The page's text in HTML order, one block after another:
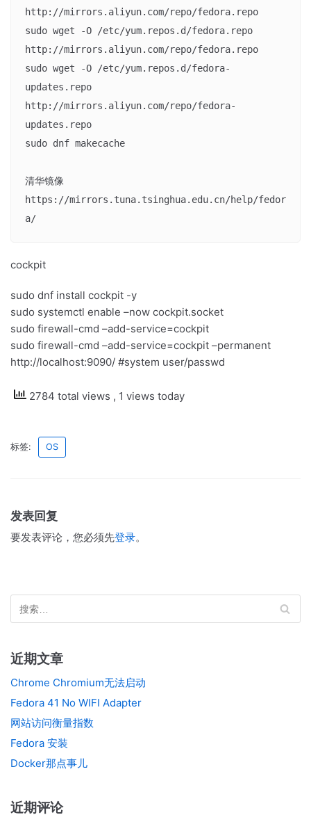
http://mirrors.aliyun.com/repo/fedora.repo
sudo wget -O /etc/yum.repos.d/fedora.repo
http://mirrors.aliyun.com/repo/fedora.repo
sudo wget -O /etc/yum.repos.d/fedora-
updates.repo
http://mirrors.aliyun.com/repo/fedora-
updates.repo
sudo dnf makecache
清华镜像
https://mirrors.tuna.tsinghua.edu.cn/help/fedor
cockpit
sudo dnf install cockpit -y
sudo systemctl enable –now cockpit.socket
sudo firewall-cmd –add-service=cockpit
sudo firewall-cmd –add-service=cockpit –permanent
http://localhost:9090/ #system user/passwd
2784 total views , 1 views today
标签: OS
发表回复
要发表评论，您必须先登录。
近期文章
Chrome Chromium无法启动
Fedora 41 No WIFI Adapter
网站访问衡量指数
Fedora 安装
Docker那点事儿
近期评论